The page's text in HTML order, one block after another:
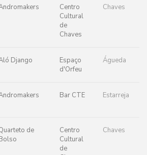
Centro
Cultural
de
Chaves
Chaves
Django
Espaço
d'Orfeu
Águeda
Bar CTE Estarreja
de
Centro
Cultural
de
Chaves